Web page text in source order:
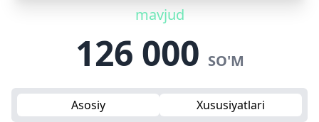
mavjud
126 000 SO'M
Asosiy Xususiyatlari